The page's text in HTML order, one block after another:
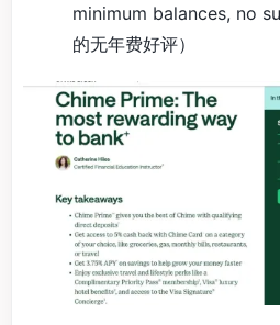
minimum balances, no
的无年费好评）